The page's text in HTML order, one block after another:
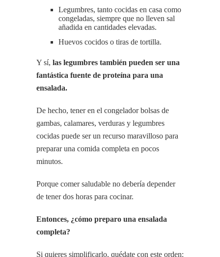
Legumbres, tanto cocidas en casa como
congeladas, siempre que no lleven sal
añadida en cantidades elevadas.
Huevos cocidos o tiras de tortilla.
Y sí, las legumbres también pueden ser una
fantástica fuente de proteína para una
ensalada.
De hecho, tener en el congelador bolsas de
gambas, calamares, verduras y legumbres
cocidas puede ser un recurso maravilloso para
preparar una comida completa en pocos
minutos.
Porque comer saludable no debería depender
de tener dos horas para cocinar.
Entonces, ¿cómo preparo una ensalada
completa?
Si quieres simplificarlo, quédate con este orden: